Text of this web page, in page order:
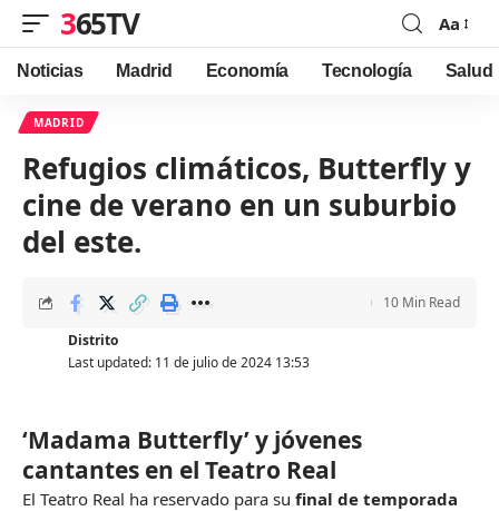
365TV
Font
Resizer
Aa
Noticias Madrid Economía Tecnología Salud
MADRID
Refugios climáticos, Butterfly y
cine de verano en un suburbio
del este.
Last updated: 11 de julio de 2024 13:53
Distrito
10 Min Read
‘Madama Butterfly’ y jóvenes
cantantes en el Teatro Real
El Teatro Real ha reservado para su final de temporada